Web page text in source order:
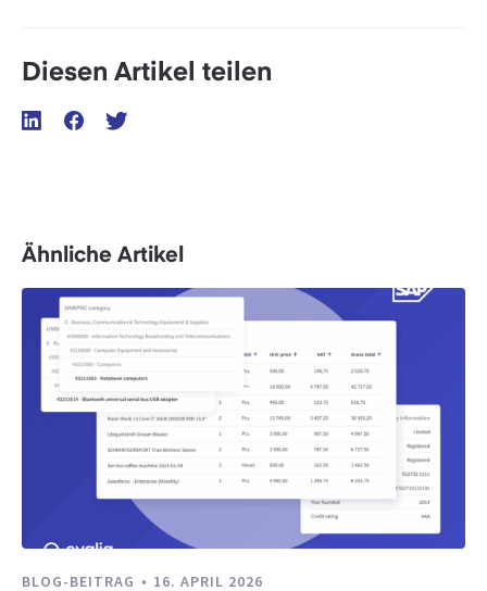
Diesen Artikel teilen
Ähnliche Artikel
BLOG-BEITRAG 16. APRIL 2026